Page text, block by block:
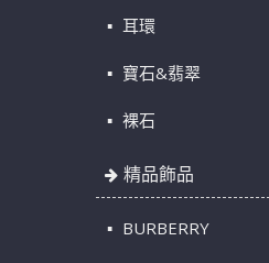
耳環
寶石&翡翠
裸石
精品飾品
BURBERRY